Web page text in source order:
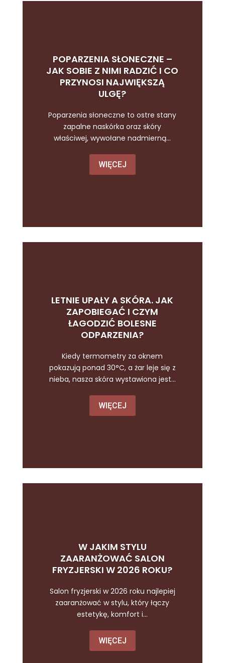
POPARZENIA SŁONECZNE –
JAK SOBIE Z NIMI RADZIĆ I CO
PRZYNOSI NAJWIĘKSZĄ
ULGĘ?
Poparzenia słoneczne to ostre stany
zapalne naskórka oraz skóry
właściwej, wywołane nadmierną...
WIĘCEJ
LETNIE UPAŁY A SKÓRA. JAK
ZAPOBIEGAĆ I CZYM
ŁAGODZIĆ BOLESNE
ODPARZENIA?
Kiedy termometry za oknem
pokazują ponad 30°C, a żar leje się z
nieba, nasza skóra wystawiona jest...
WIĘCEJ
W JAKIM STYLU
ZAARANŻOWAĆ SALON
FRYZJERSKI W 2026 ROKU?
Salon fryzjerski w 2026 roku najlepiej
zaaranżować w stylu, który łączy
estetykę, komfort i...
WIĘCEJ